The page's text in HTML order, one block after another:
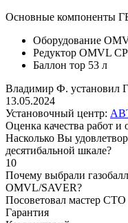
Основные компоненты
Оборудование
Редуктор OMVL
Баллон тор 53 л
Владимир Ф. установил
13.05.2024
Установочный центр:
Оценка качества работ и
Насколько Вы
десятибальной шкале?
10
Почему выбрали
OMVL/SAVER?
Посоветовал мастер СТО
Гарантия